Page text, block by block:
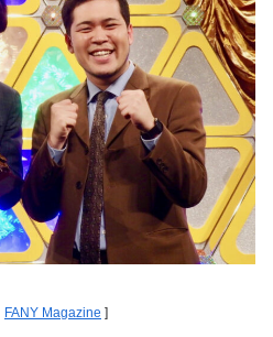
FANY Magazine ]